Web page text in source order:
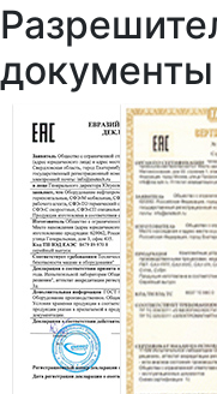
документы